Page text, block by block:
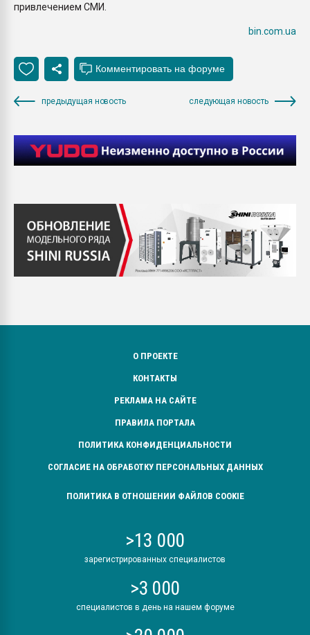
привлечением СМИ.
bin.com.ua
предыдущая новость следующая новость
О ПРОЕКТЕ
КОНТАКТЫ
РЕКЛАМА НА САЙТЕ
ПРАВИЛА ПОРТАЛА
ПОЛИТИКА КОНФИДЕНЦИАЛЬНОСТИ
СОГЛАСИЕ НА ОБРАБОТКУ ПЕРСОНАЛЬНЫХ ДАННЫХ
ПОЛИТИКА В ОТНОШЕНИИ ФАЙЛОВ COOKIE
>13 000
зарегистрированных специалистов
>3 000
специалистов в день на нашем форуме